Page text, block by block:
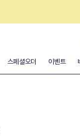
스페셜오더 이벤트